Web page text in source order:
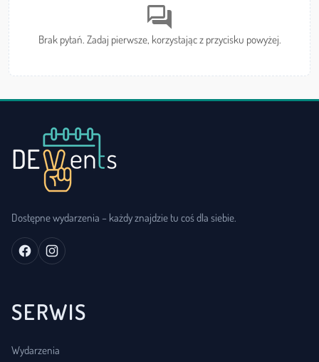
forum
Brak pytań. Zadaj pierwsze, korzystając z przycisku powyżej.
Dostępne wydarzenia – każdy znajdzie tu coś dla siebie.
SERWIS
Wydarzenia